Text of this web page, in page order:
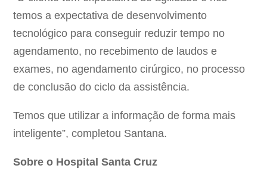
temos a expectativa de desenvolvimento
tecnológico para conseguir reduzir tempo no
agendamento, no recebimento de laudos e
exames, no agendamento cirúrgico, no processo
de conclusão do ciclo da assistência.
Temos que utilizar a informação de forma mais
inteligente”, completou Santana.
Sobre o Hospital Santa Cruz